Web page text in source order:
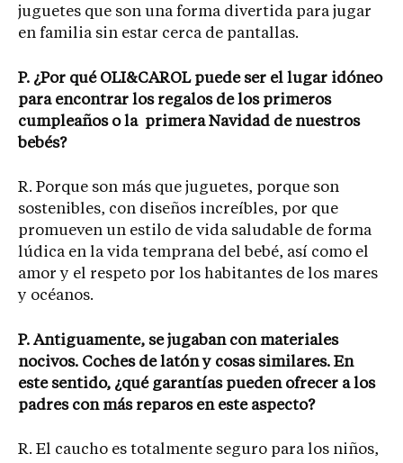
juguetes que son una forma divertida para jugar
en familia sin estar cerca de pantallas.
P. ¿Por qué OLI&CAROL puede ser el lugar idóneo
para encontrar los regalos de los primeros
cumpleaños o la primera Navidad de nuestros
bebés?
R. Porque son más que juguetes, porque son
sostenibles, con diseños increíbles, por que
promueven un estilo de vida saludable de forma
lúdica en la vida temprana del bebé, así como el
amor y el respeto por los habitantes de los mares
y océanos.
P. Antiguamente, se jugaban con materiales
nocivos. Coches de latón y cosas similares. En
este sentido, ¿qué garantías pueden ofrecer a los
padres con más reparos en este aspecto?
R. El caucho es totalmente seguro para los niños,